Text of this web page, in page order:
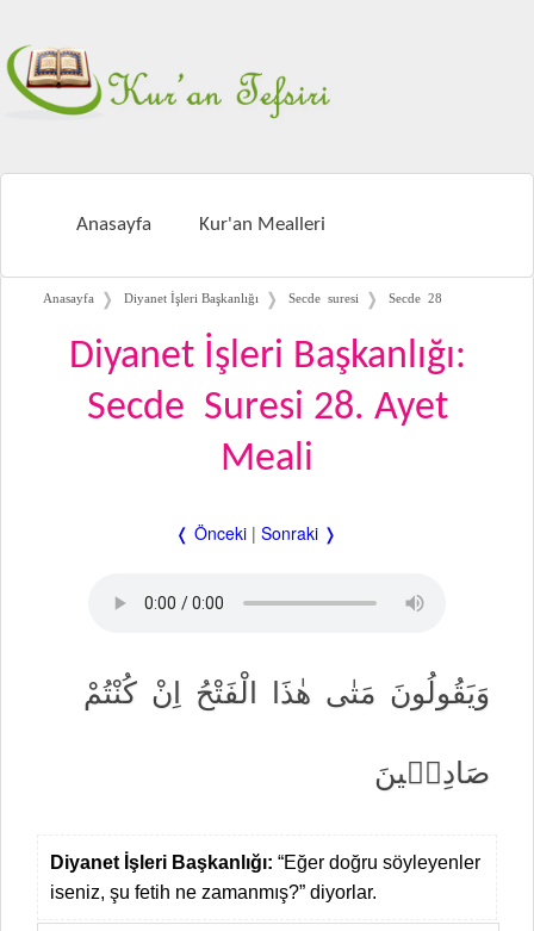
Anasayfa Kur'an Mealleri
Anasayfa ❭ Diyanet İşleri Başkanlığı ❭ Secde suresi ❭ Secde 28
Diyanet İşleri Başkanlığı:
Secde Suresi 28. Ayet
Meali
❬ Önceki | Sonraki ❭
وَيَقُولُونَ مَتٰى هٰذَا الْفَتْحُ اِنْ كُنْتُمْ
صَادِق۪ينَ
Diyanet İşleri Başkanlığı: “Eğer doğru söyleyenler
iseniz, şu fetih ne zamanmış?” diyorlar.